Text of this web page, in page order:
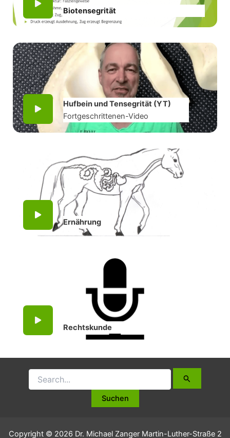
Biotensegrität
Hufbein und Tensegrität (YT)
Fortgeschrittenen-Video
Ernährung
Rechtskunde
Copyright © 2026 Dr. Michael Zanger Martin-Luther-Straße 2